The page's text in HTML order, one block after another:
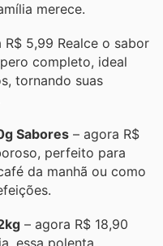
merece.
R$ 5,99 Realce o sabor
completo, ideal
tornando suas
Sabores – agora R$
perfeito para
da manhã ou como
– agora R$ 18,90
essa polenta